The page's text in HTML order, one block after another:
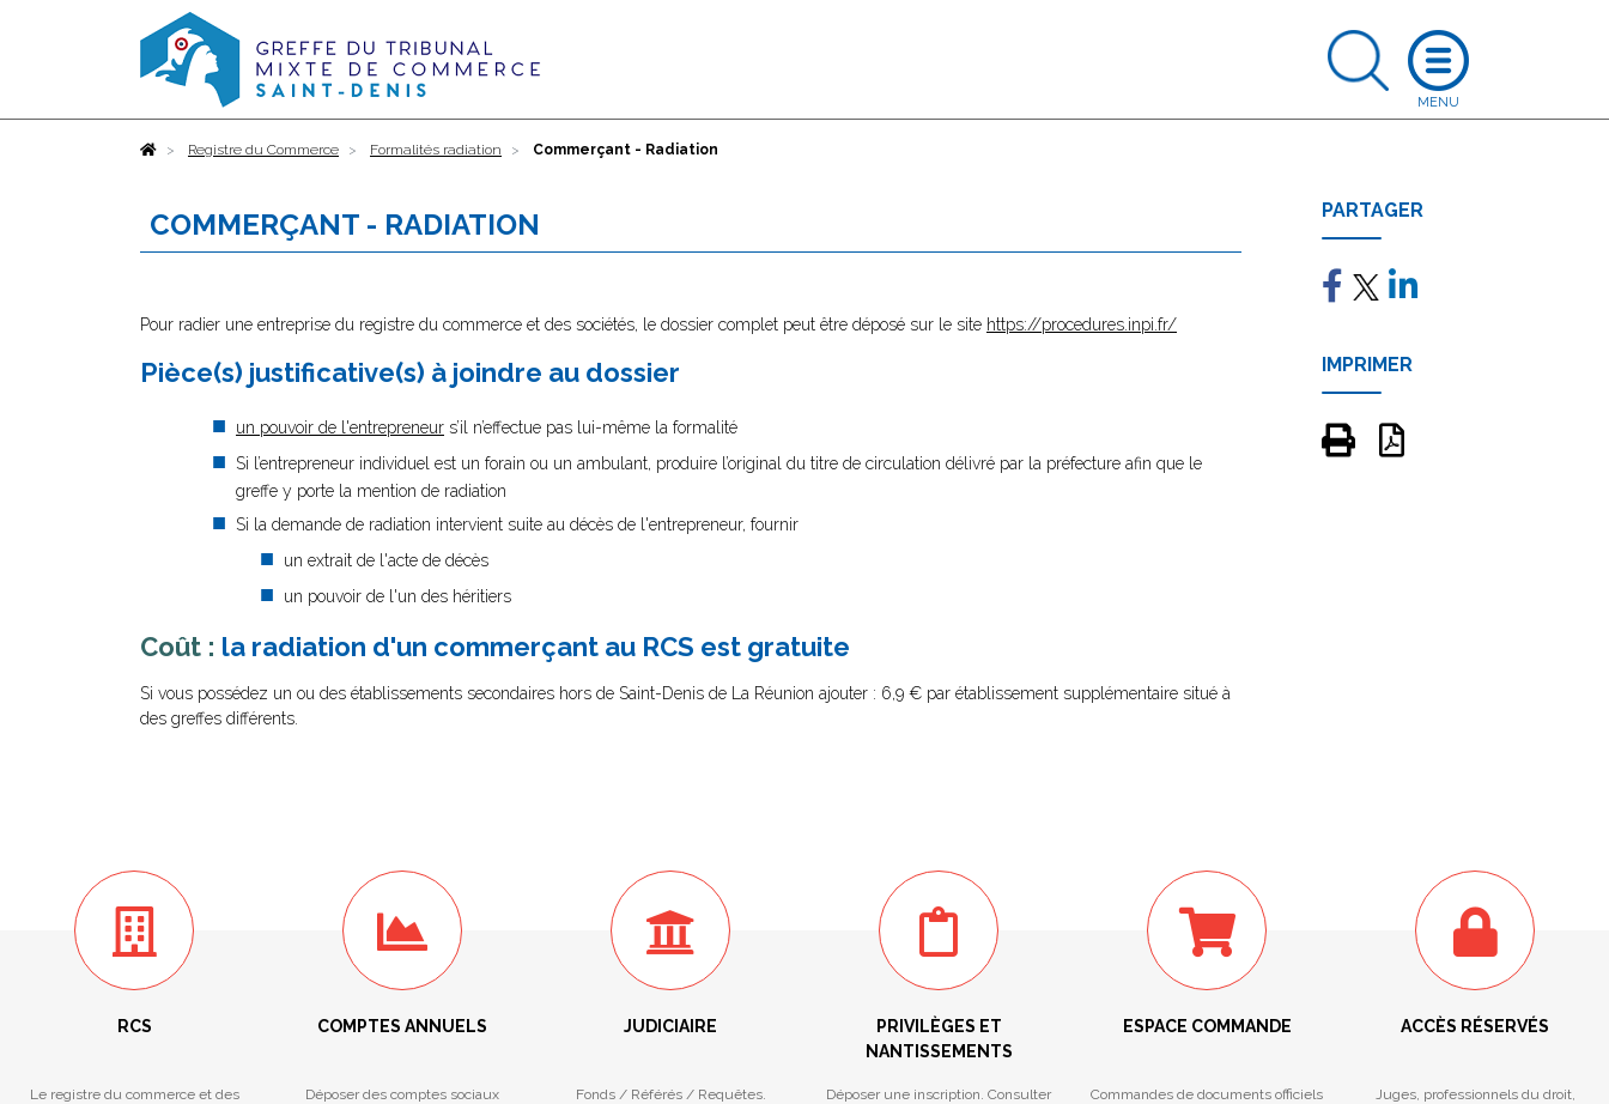
AccueilRegistre du Commerce Formalités radiation Commerçant - Radiation
COMMERÇANT - RADIATION
Pour radier une entreprise du registre du commerce et des sociétés, le dossier complet peut être déposé sur le site https://procedures.inpi.fr/
Pièce(s) justificative(s) à joindre au dossier
un pouvoir de l'entrepreneur s’il n’effectue pas lui-même la formalité
Si l’entrepreneur individuel est un forain ou un ambulant, produire l’original du titre de circulation délivré par la préfecture afin que le
greffe y porte la mention de radiation
Si la demande de radiation intervient suite au décès de l'entrepreneur, fournir
un extrait de l'acte de décès
un pouvoir de l'un des héritiers
Coût : la radiation d'un commerçant au RCS est gratuite
Si vous possédez un ou des établissements secondaires hors de Saint-Denis de La Réunion ajouter : 6,9 € par établissement supplémentaire situé à
des greffes différents.
PARTAGER
IMPRIMER
RCS
Le registre du commerce et des
COMPTES ANNUELS
Déposer des comptes sociaux
JUDICIAIRE
Fonds / Référés / Requêtes.
PRIVILÈGES ET
NANTISSEMENTS
Déposer une inscription. Consulter
ESPACE COMMANDE
Commandes de documents officiels
ACCÈS RÉSERVÉS
Juges, professionnels du droit,